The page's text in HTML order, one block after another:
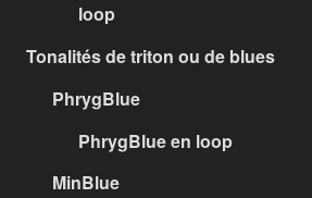
loop
Tonalités de triton ou de blues
PhrygBlue
PhrygBlue en loop
MinBlue